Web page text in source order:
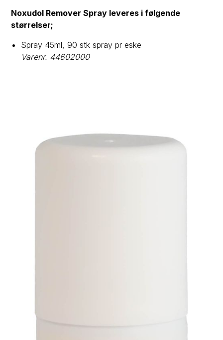
Noxudol Remover Spray leveres i følgende
størrelser;
Spray 45ml, 90 stk spray pr eske
Varenr. 44602000